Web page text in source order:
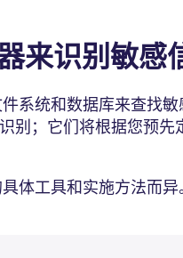
来识别敏感
系统和数据库来查找
别；它们将根据您预先
体工具和实施方法而异